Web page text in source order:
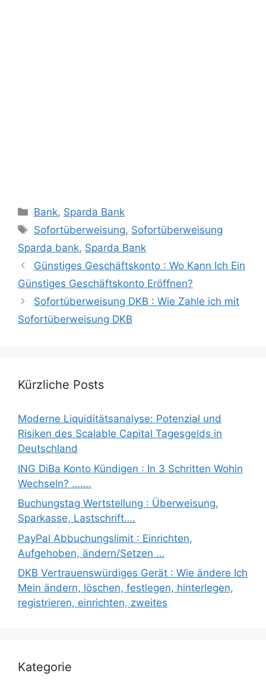
Categories
Bank, Sparda Bank
Tags
Sofortüberweisung, Sofortüberweisung
Sparda bank, Sparda Bank
Günstiges Geschäftskonto : Wo Kann Ich Ein
Günstiges Geschäftskonto Eröffnen?
Sofortüberweisung DKB : Wie Zahle ich mit
Sofortüberweisung DKB
Kürzliche Posts
Moderne Liquiditätsanalyse: Potenzial und
Risiken des Scalable Capital Tagesgelds in
Deutschland
ING DiBa Konto Kündigen : In 3 Schritten Wohin
Wechseln? …….
Buchungstag Wertstellung : Überweisung,
Sparkasse, Lastschrift….
PayPal Abbuchungslimit : Einrichten,
Aufgehoben, ändern/Setzen …
DKB Vertrauenswürdiges Gerät : Wie ändere Ich
Mein ändern, löschen, festlegen, hinterlegen,
registrieren, einrichten, zweites
Kategorie